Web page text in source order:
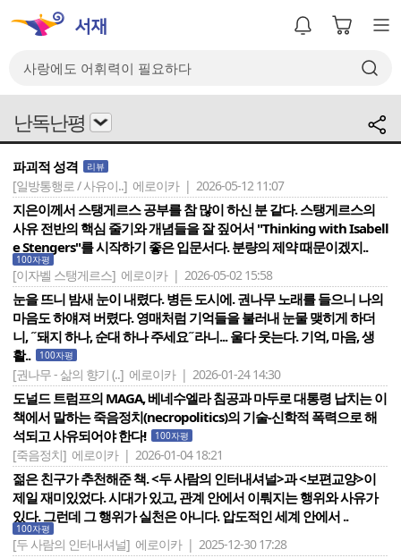
난독난평
파괴적 성격 리뷰
[일방통행로 / 사유이..] 에로이카 | 2026-05-12 11:07
지은이께서 스탱게르스 공부를 참 많이 하신 분 같다. 스탱게르스의
사유 전반의 핵심 줄기와 개념들을 잘 짚어서 "Thinking with Isabell
e Stengers"를 시작하기 좋은 입문서다. 분량의 제약 때문이겠지..
100자평
[이자벨 스탱게르스] 에로이카 | 2026-05-02 15:58
눈을 뜨니 밤새 눈이 내렸다. 병든 도시에. 권나무 노래를 들으니 나의
마음도 하얘져 버렸다. 영매처럼 기억들을 불러내 눈물 맺히게 하더
니, ˝돼지 하나, 순대 하나 주세요˝라니... 울다 웃는다. 기억, 마음, 생
활..
100자평
[권나무 - 삶의 향기 (..] 에로이카 | 2026-01-24 14:30
도널드 트럼프의 MAGA, 베네수엘라 침공과 마두로 대통령 납치는 이
책에서 말하는 죽음정치(necropolitics)의 기술-신학적 폭력으로 해
석되고 사유되어야 한다!
100자평
[죽음정치] 에로이카 | 2026-01-04 18:21
젊은 친구가 추천해준 책. <두 사람의 인터내셔널>과 <보편교양>이
제일 재미있었다. 시대가 있고, 관계 안에서 이뤄지는 행위와 사유가
있다. 그런데 그 행위가 실천은 아니다. 압도적인 세계 안에서 ..
100자평
[두 사람의 인터내셔널] 에로이카 | 2025-12-30 17:28